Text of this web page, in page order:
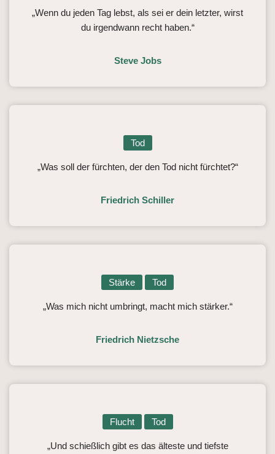
„Wenn du jeden Tag lebst, als sei er dein letzter, wirst
du irgendwann recht haben.“
Steve Jobs
Tod
„Was soll der fürchten, der den Tod nicht fürchtet?“
Friedrich Schiller
Stärke Tod
„Was mich nicht umbringt, macht mich stärker.“
Friedrich Nietzsche
Flucht Tod
„Und schießlich gibt es das älteste und tiefste